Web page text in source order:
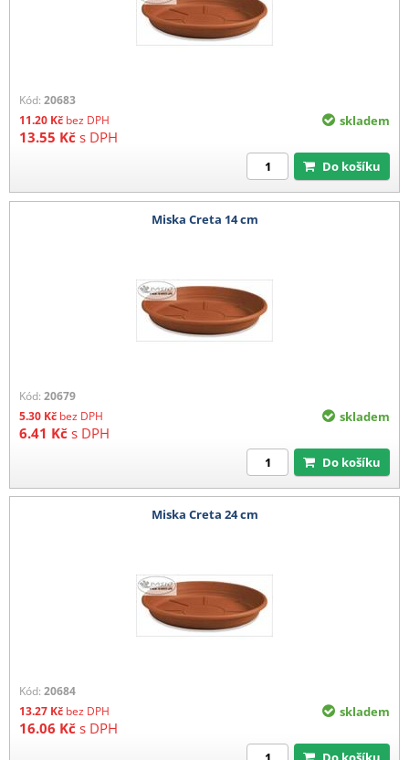
Kód: 20683
11.20 Kč bez DPH
13.55 Kč s DPH
skladem
Do košíku
Miska Creta 14 cm
Kód: 20679
5.30 Kč bez DPH
6.41 Kč s DPH
skladem
Do košíku
Miska Creta 24 cm
Kód: 20684
13.27 Kč bez DPH
16.06 Kč s DPH
skladem